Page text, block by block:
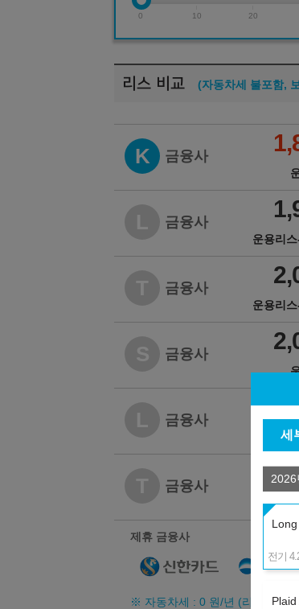
0 10 20
리스 비교 (자동차세 불포함,
K 금융사
금융사
운용리
금융사
운용리
금융사
금융사
금융사
제휴 금융사
※ 자동차세 : 0 원/년 (리스료에
세
전기
Plaid